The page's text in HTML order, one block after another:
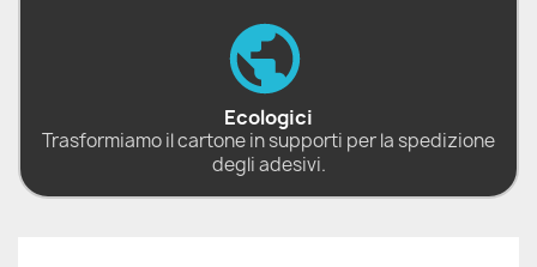
Ecologici
Trasformiamo il cartone in supporti per la spedizione
degli adesivi.